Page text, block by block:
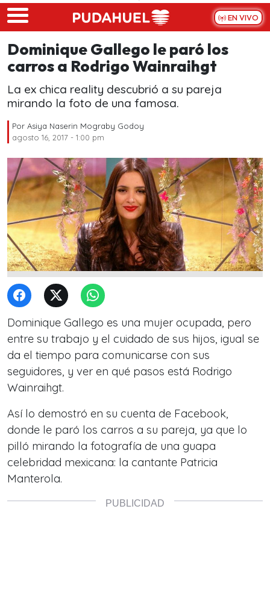
Skip to main content
EN VIVO
Dominique Gallego le paró los
carros a Rodrigo Wainraihgt
La ex chica reality descubrió a su pareja
mirando la foto de una famosa.
Por Asiya Naserin Mograby Godoy
agosto 16, 2017 - 1:00 pm
Dominique Gallego es una mujer ocupada, pero
entre su trabajo y el cuidado de sus hijos, igual se
da el tiempo para comunicarse con sus
seguidores, y ver en qué pasos está Rodrigo
Wainraihgt.
Así lo demostró en su cuenta de Facebook,
donde le paró los carros a su pareja, ya que lo
pilló mirando la fotografía de una guapa
celebridad mexicana: la cantante Patricia
Manterola.